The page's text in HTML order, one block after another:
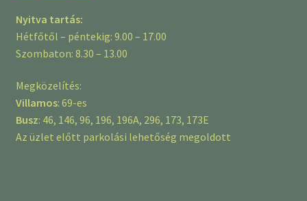
Nyitva tartás:
Hétfőtől – péntekig: 9.00 – 17.00
Szombaton: 8.30 – 13.00
Megközelítés:
Villamos: 69-es
Busz: 46, 146, 96, 196, 196A, 296, 173, 173E
Az üzlet előtt parkolási lehetőség megoldott